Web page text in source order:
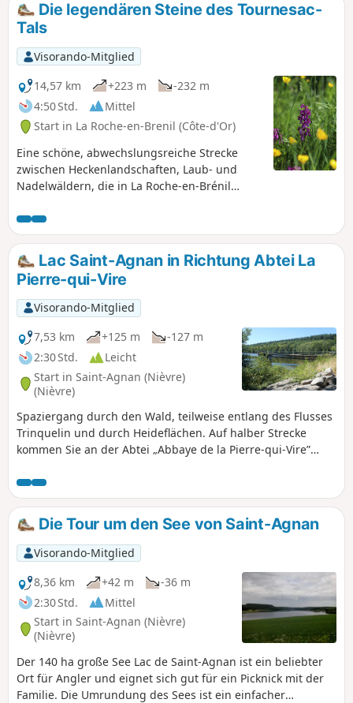
Die legendären Steine des Tournesac-
Tals
Visorando-Mitglied
14,57 km
+223 m
-232 m
4:50 Std.
Mittel
Start in La Roche-en-Brenil (Côte-d'Or)
Eine schöne, abwechslungsreiche Strecke
zwischen Heckenlandschaften, Laub- und
Nadelwäldern, die in La Roche-en-Brénil
näherbringt, die voller Geheimnisse und
Legenden sind.
Lac Saint-Agnan in Richtung Abtei La
Pierre-qui-Vire
Visorando-Mitglied
7,53 km
+125 m
-127 m
2:30 Std.
Leicht
Start in Saint-Agnan (Nièvre)
(Nièvre)
Spaziergang durch den Wald, teilweise entlang des Flusses
Trinquelin und durch Heideflächen. Auf halber Strecke
kommen Sie an der Abtei „Abbaye de la Pierre-qui-Vire”
Die Tour um den See von Saint-Agnan
Visorando-Mitglied
8,36 km
+42 m
-36 m
2:30 Std.
Mittel
Start in Saint-Agnan (Nièvre)
(Nièvre)
Der 140 ha große See Lac de Saint-Agnan ist ein beliebter
Ort für Angler und eignet sich gut für ein Picknick mit der
Familie. Die Umrundung des Sees ist ein einfacher